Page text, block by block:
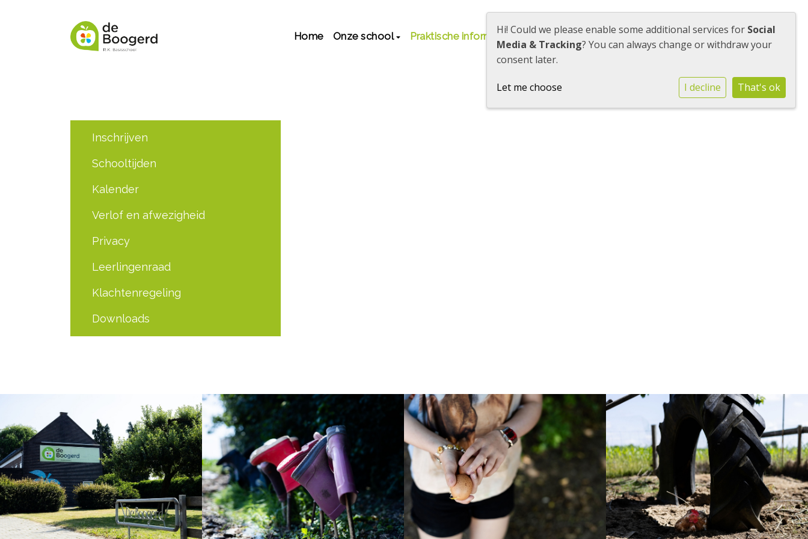
Home Onze school Praktische informatie Ouders Contact IK WIL KENNISMAKEN
Inschrijven
Schooltijden
Kalender
Verlof en afwezigheid
Privacy
Leerlingenraad
Klachtenregeling
Downloads
Hi! Could we please enable some additional services for Social
Media & Tracking? You can always change or withdraw your
consent later.
Let me choose I decline That's ok